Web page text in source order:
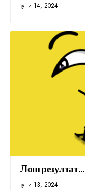
јуни 14, 2024
Лош резултат…
јуни 13, 2024